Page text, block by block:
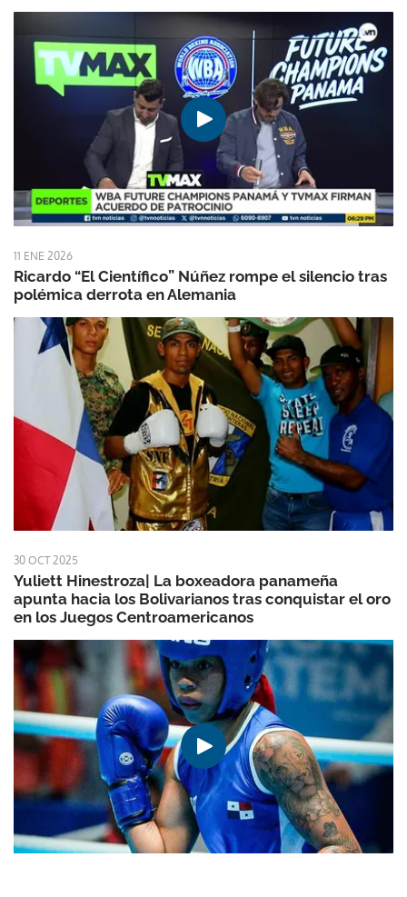
11 ENE 2026
Ricardo “El Científico” Núñez rompe el silencio tras
polémica derrota en Alemania
30 OCT 2025
Yuliett Hinestroza| La boxeadora panameña
apunta hacia los Bolivarianos tras conquistar el oro
en los Juegos Centroamericanos